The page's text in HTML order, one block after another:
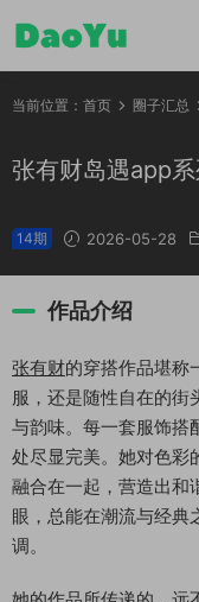
当前位置： 首页 圈子汇总
张有财岛遇app
14期 2026-05-28
作品介绍
张有财的穿搭作品堪称
服，还是随性自在的街
与韵味。每一套服饰搭
处尽显完美。她对色彩
融合在一起，营造出和
眼，总能在潮流与经典
调。